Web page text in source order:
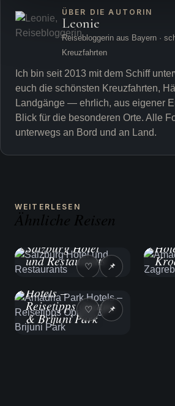
ÜBER DIE AUTORIN
Leonie
Reisebloggerin aus Bayern ·
Kreuzfahrten
Ich bin seit 2013 mit dem Schiff
euch die schönsten Kreuzfahrten,
Landgänge — ehrlich, aus eigener
Blick für die besonderen Orte. Alle
unterwegs an Bord und an Land.
WEITERLESEN
Ähnliche Reisen
♡ 📌
Salzburg Hotel
und Restaurants
♡ 📌
HOTELS
Amadria Park
Hotels –
Reisetipps Opatija
& Brijuni Park